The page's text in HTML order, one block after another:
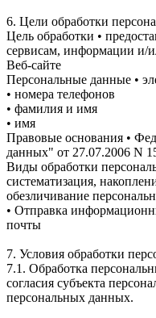
6. Цели обработки
Цель обработки •
сервисам, информации и/
Веб-сайте
Персональные данные •
• номера телефонов
• фамилия и имя
• имя
Правовые основания •
данных" от 27.07.2006 N
Виды обработки
систематизация,
обезличивание
• Отправка
почты
7. Условия обработки
7.1. Обработка
согласия субъекта
персональных данных.